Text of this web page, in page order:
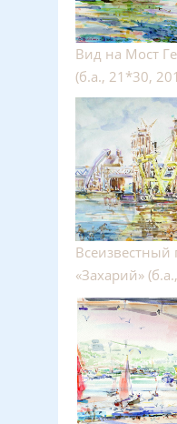
Вид на Мост
(б.а., 21*30,
Всеизвестный
«Захарий»